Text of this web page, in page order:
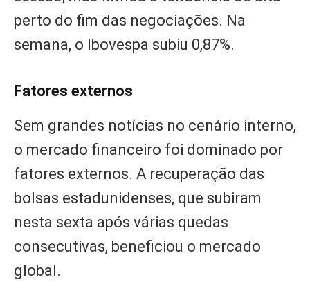
perto do fim das negociações. Na
semana, o Ibovespa subiu 0,87%.
Fatores externos
Sem grandes notícias no cenário interno,
o mercado financeiro foi dominado por
fatores externos. A recuperação das
bolsas estadunidenses, que subiram
nesta sexta após várias quedas
consecutivas, beneficiou o mercado
global.